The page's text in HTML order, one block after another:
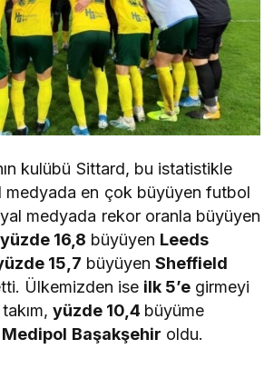
kulübü Sittard, bu istatistikle
medyada en çok büyüyen futbol
medyada rekor oranla büyüyen
yüzde 16,8 büyüyen Leeds
15,7 büyüyenSheffield
Ülkemizden ise ilk 5’e girmeyi
yüzde 10,4 büyüme
Medipol Başakşehir oldu.